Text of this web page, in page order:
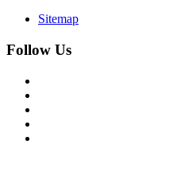
Sitemap
Follow Us